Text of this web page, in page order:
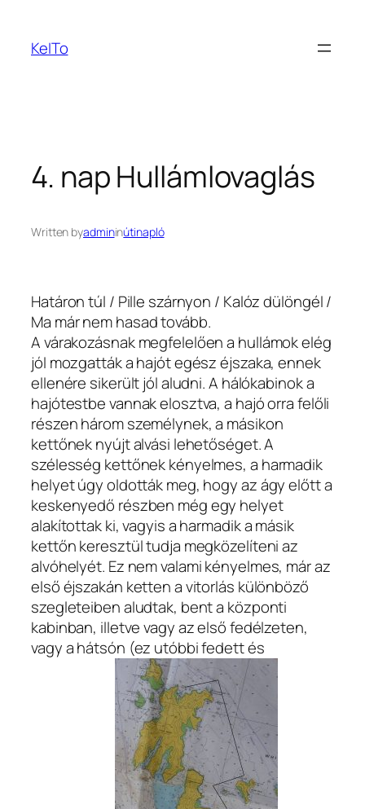
tartalomhoz
KeITo
4. nap Hullámlovaglás
Written byadmininútinapló
Határon túl / Pille szárnyon / Kalóz dülöngél /
Ma már nem hasad tovább.
A várakozásnak megfelelően a hullámok elég
jól mozgatták a hajót egész éjszaka, ennek
ellenére sikerült jól aludni. A hálókabinok a
hajótestbe vannak elosztva, a hajó orra felőli
részen három személynek, a másikon
kettőnek nyújt alvási lehetőséget. A
szélesség kettőnek kényelmes, a harmadik
helyet úgy oldották meg, hogy az ágy előtt a
keskenyedő részben még egy helyet
alakítottak ki, vagyis a harmadik a másik
kettőn keresztül tudja megközelíteni az
alvóhelyét. Ez nem valami kényelmes, már az
első éjszakán ketten a vitorlás különböző
szegleteiben aludtak, bent a központi
kabinban, illetve vagy az első fedélzeten,
vagy a hátsón (ez utóbbi fedett és